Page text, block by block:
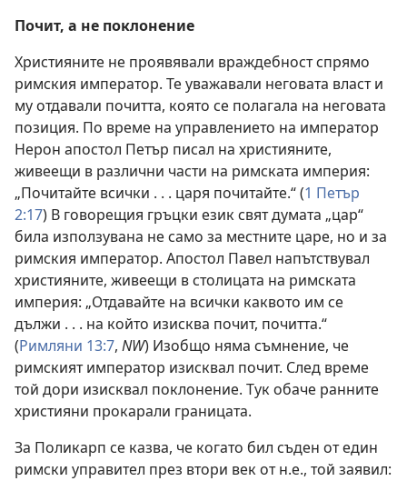
Почит, а не поклонение
Християните не проявявали враждебност спрямо
римския император. Те уважавали неговата власт и
му отдавали почитта, която се полагала на неговата
позиция. По време на управлението на император
Нерон апостол Петър писал на християните,
живеещи в различни части на римската империя:
„Почитайте всички . . . царя почитайте.“ (1 Петър
2:17) В говорещия гръцки език свят думата „цар“
била използувана не само за местните царе, но и за
римския император. Апостол Павел напътствувал
християните, живеещи в столицата на римската
империя: „Отдавайте на всички каквото им се
дължи . . . на който изисква почит, почитта.“
(Римляни 13:7, NW) Изобщо няма съмнение, че
римският император изисквал почит. След време
той дори изисквал поклонение. Тук обаче ранните
християни прокарали границата.
За Поликарп се казва, че когато бил съден от един
римски управител през втори век от н.е., той заявил: